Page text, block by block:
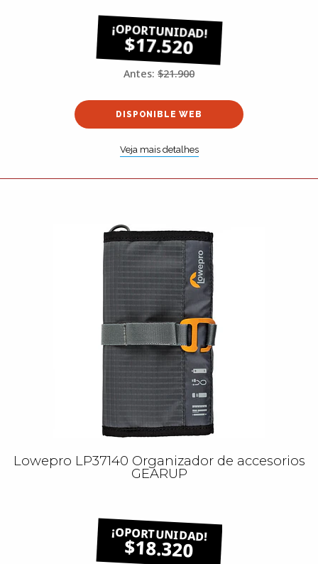
$17.520
Antes: $21.900
DISPONIBLE WEB
Veja mais detalhes
Lowepro LP37140 Organizador de accesorios
GEARUP
$18.320